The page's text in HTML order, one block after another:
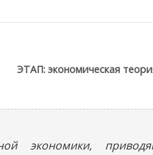
ЭТАП: экономическая
экономики,